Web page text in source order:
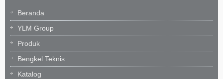
Beranda
YLM Group
Produk
Bengkel Teknis
Katalog